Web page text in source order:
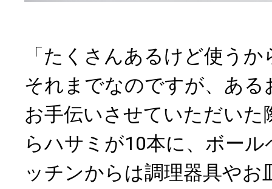
「たくさんあるけど使う
それまでなのですが、ある
お手伝いさせていただいた
らハサミが10本に、ボー
ッチンからは調理器具や